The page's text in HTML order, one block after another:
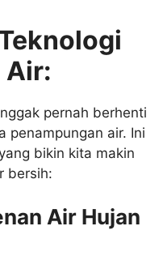
Air:
pernah berhenti
penampungan air. Ini
bikin kita makin
bersih:
Air Hujan